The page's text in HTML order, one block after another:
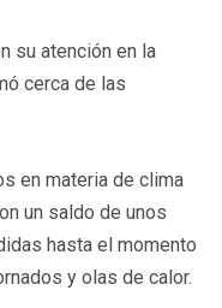
su atención en la
cerca de las
en materia de clima
un saldo de unos
hasta el momento
y olas de calor.